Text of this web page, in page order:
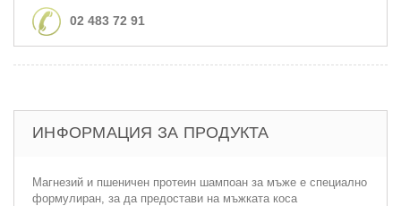
02 483 72 91
ИНФОРМАЦИЯ ЗА ПРОДУКТА
Магнезий и пшеничен протеин шампоан за мъже е специално
формулиран, за да предостави на мъжката коса